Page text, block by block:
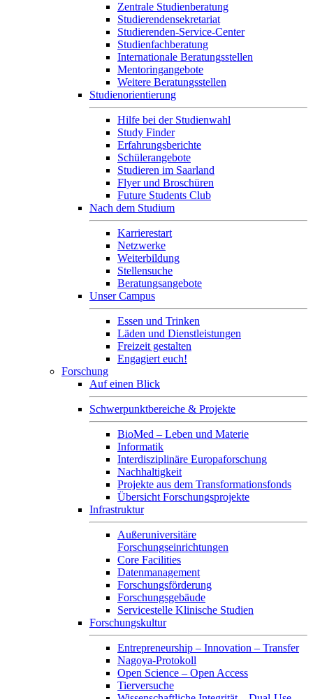
Zentrale Studienberatung
Studierendensekretariat
Studierenden-Service-Center
Studienfachberatung
Internationale Beratungsstellen
Mentoringangebote
Weitere Beratungsstellen
Studienorientierung
Hilfe bei der Studienwahl
Study Finder
Erfahrungsberichte
Schülerangebote
Studieren im Saarland
Flyer und Broschüren
Future Students Club
Nach dem Studium
Karrierestart
Netzwerke
Weiterbildung
Stellensuche
Beratungsangebote
Unser Campus
Essen und Trinken
Läden und Dienstleistungen
Freizeit gestalten
Engagiert euch!
Forschung
Auf einen Blick
Schwerpunktbereiche & Projekte
BioMed – Leben und Materie
Informatik
Interdisziplinäre Europaforschung
Nachhaltigkeit
Projekte aus dem Transformationsfonds
Übersicht Forschungsprojekte
Infrastruktur
Außeruniversitäre
Forschungseinrichtungen
Core Facilities
Datenmanagement
Forschungsförderung
Forschungsgebäude
Servicestelle Klinische Studien
Forschungskultur
Entrepreneurship – Innovation – Transfer
Nagoya-Protokoll
Open Science – Open Access
Tierversuche